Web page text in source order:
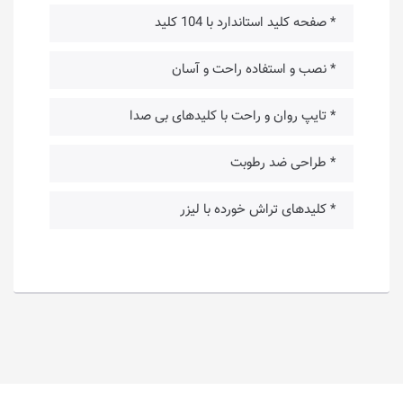
* صفحه کلید استاندارد با 104 کلید
* نصب و استفاده راحت و آسان
* تایپ روان و راحت با کلیدهای بی صدا
* طراحی ضد رطوبت
* کلیدهای تراش خورده با لیزر